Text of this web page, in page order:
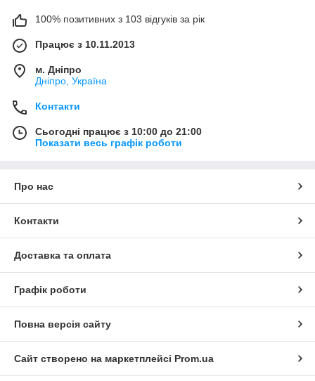
100% позитивних з 103 відгуків за рік
Працює з 10.11.2013
м. Дніпро
Дніпро, Україна
Контакти
Сьогодні працює з 10:00 до 21:00
Показати весь графік роботи
Про нас
Контакти
Доставка та оплата
Графік роботи
Повна версія сайту
Сайт створено на маркетплейсі Prom.ua